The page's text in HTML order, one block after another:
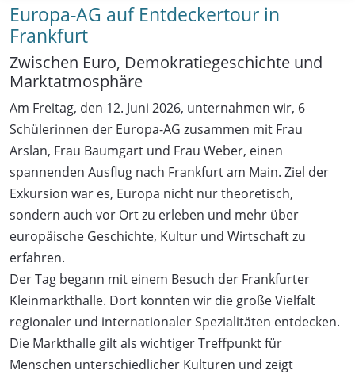
Europa-AG auf Entdeckertour in
Frankfurt
Zwischen Euro, Demokratiegeschichte und
Marktatmosphäre
Am Freitag, den 12. Juni 2026, unternahmen wir, 6
Schülerinnen der Europa-AG zusammen mit Frau
Arslan, Frau Baumgart und Frau Weber, einen
spannenden Ausflug nach Frankfurt am Main. Ziel der
Exkursion war es, Europa nicht nur theoretisch,
sondern auch vor Ort zu erleben und mehr über
europäische Geschichte, Kultur und Wirtschaft zu
erfahren.
Der Tag begann mit einem Besuch der Frankfurter
Kleinmarkthalle. Dort konnten wir die große Vielfalt
regionaler und internationaler Spezialitäten entdecken.
Die Markthalle gilt als wichtiger Treffpunkt für
Menschen unterschiedlicher Kulturen und zeigt